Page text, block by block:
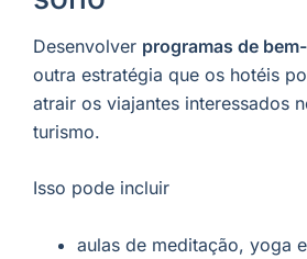
Desenvolver programas de
outra estratégia que os hotéis
atrair os viajantes interessados
turismo.
Isso pode incluir
aulas de meditação, yoga